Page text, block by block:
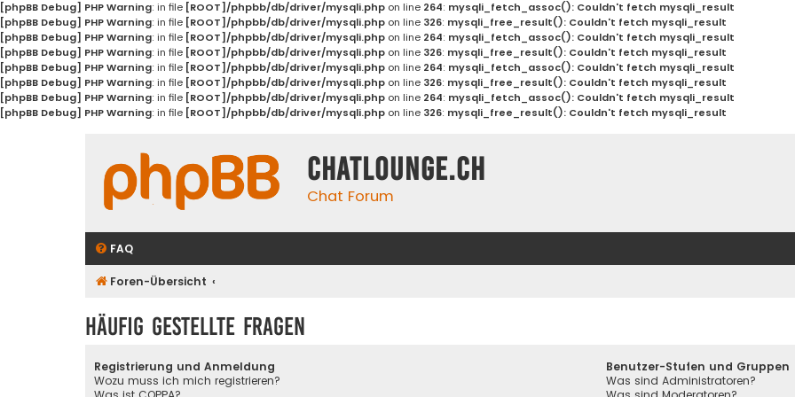
[phpBB Debug] PHP Warning: in file [ROOT]/phpbb/db/driver/mysqli.php on line 264: mysqli_fetch_assoc(): Couldn't fetch mysqli_result
[phpBB Debug] PHP Warning: in file [ROOT]/phpbb/db/driver/mysqli.php on line 326: mysqli_free_result(): Couldn't fetch mysqli_result
[phpBB Debug] PHP Warning: in file [ROOT]/phpbb/db/driver/mysqli.php on line 264: mysqli_fetch_assoc(): Couldn't fetch mysqli_result
[phpBB Debug] PHP Warning: in file [ROOT]/phpbb/db/driver/mysqli.php on line 326: mysqli_free_result(): Couldn't fetch mysqli_result
[phpBB Debug] PHP Warning: in file [ROOT]/phpbb/db/driver/mysqli.php on line 264: mysqli_fetch_assoc(): Couldn't fetch mysqli_result
[phpBB Debug] PHP Warning: in file [ROOT]/phpbb/db/driver/mysqli.php on line 326: mysqli_free_result(): Couldn't fetch mysqli_result
[phpBB Debug] PHP Warning: in file [ROOT]/phpbb/db/driver/mysqli.php on line 264: mysqli_fetch_assoc(): Couldn't fetch mysqli_result
[phpBB Debug] PHP Warning: in file [ROOT]/phpbb/db/driver/mysqli.php on line 326: mysqli_free_result(): Couldn't fetch mysqli_result
Chatlounge.ch
Chat Forum
FAQ
Foren-Übersicht
Häufig gestellte Fragen
Registrierung und Anmeldung
Wozu muss ich mich registrieren?
Benutzer-Stufen und Gruppen
Was sind Administratoren?